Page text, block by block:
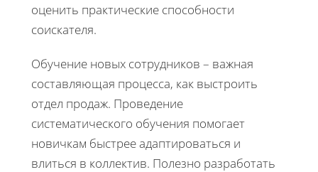
оценить практические способности
соискателя.
Обучение новых сотрудников – важная
составляющая процесса, как выстроить
отдел продаж. Проведение
систематического обучения помогает
новичкам быстрее адаптироваться и
влиться в коллектив. Полезно разработать